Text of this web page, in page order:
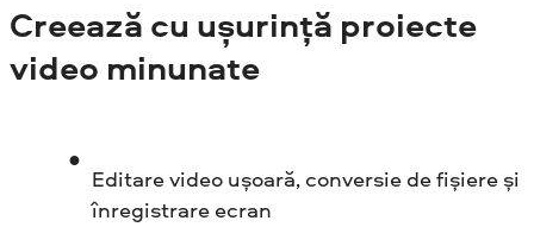
Creează cu ușurință proiecte
video minunate
Editare video ușoară, conversie de fișiere și
înregistrare ecran